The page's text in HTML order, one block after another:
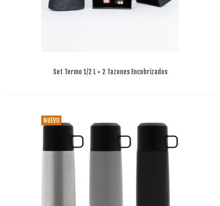
Set Termo 1/2 L + 2 Tazones Encobrizados
NUEVO